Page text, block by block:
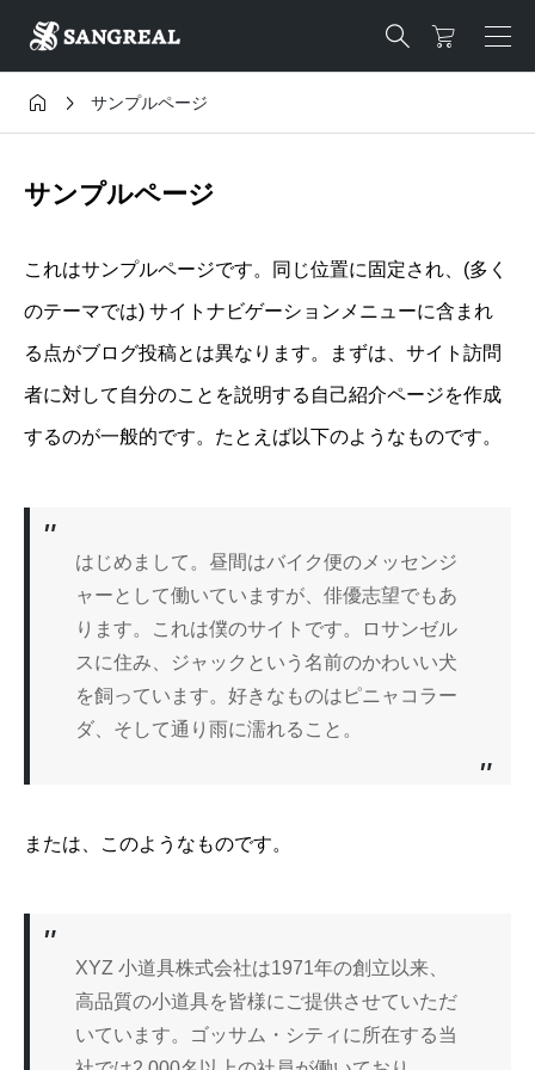

  サンプルページ
サンプルページ
これはサンプルページです。同じ位置に固定され、(多く
のテーマでは) サイトナビゲーションメニューに含まれ
る点がブログ投稿とは異なります。まずは、サイト訪問
者に対して自分のことを説明する自己紹介ページを作成
するのが一般的です。たとえば以下のようなものです。
はじめまして。昼間はバイク便のメッセンジ
ャーとして働いていますが、俳優志望でもあ
ります。これは僕のサイトです。ロサンゼル
スに住み、ジャックという名前のかわいい犬
を飼っています。好きなものはピニャコラー
ダ、そして通り雨に濡れること。
または、このようなものです。
XYZ 小道具株式会社は1971年の創立以来、
高品質の小道具を皆様にご提供させていただ
いています。ゴッサム・シティに所在する当